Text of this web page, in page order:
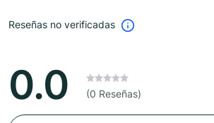
Reseñas no verificadas
0.0 (0 Reseñas)